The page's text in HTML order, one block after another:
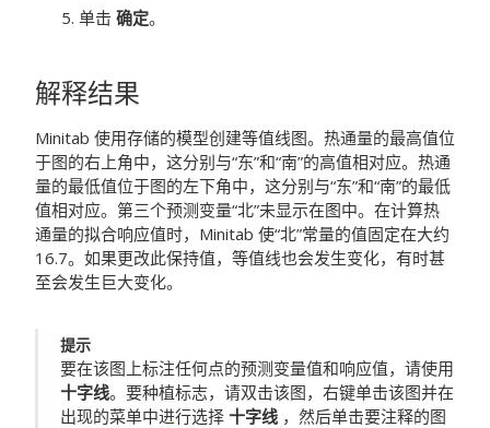
单击 确定。
解释结果
Minitab 使用存储的模型创建等值线图。 热通量的最高值位
于图的右上角中，这分别与“东”和“南”的高值相对应。热通
量的最低值位于图的左下角中，这分别与“东”和“南”的最低
值相对应。第三个预测变量“北”未显示在图中。在计算热
通量的拟合响应值时，Minitab 使“北”常量的值固定在大约
16.7。 如果更改此保持值，等值线也会发生变化，有时甚
至会发生巨大变化。
提示
要在该图上标注任何点的预测变量值和响应值，请使用
十字线。要种植标志，请双击该图，右键单击该图并在
出现的菜单中进行选择 十字线 ，然后单击要注释的图